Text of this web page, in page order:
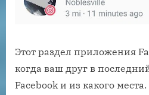
Этот раздел приложения
когда ваш друг в
Facebook и из какого